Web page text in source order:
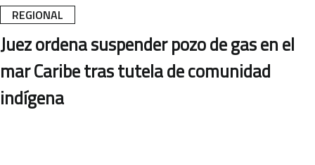
REGIONAL
Juez ordena suspender pozo de gas en el
mar Caribe tras tutela de comunidad
indígena